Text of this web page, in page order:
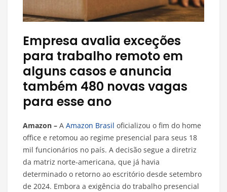
Empresa avalia exceções
para trabalho remoto em
alguns casos e anuncia
também 480 novas vagas
para esse ano
Amazon – A Amazon Brasil oficializou o fim do home
office e retomou ao regime presencial para seus 18
mil funcionários no país. A decisão segue a diretriz
da matriz norte-americana, que já havia
determinado o retorno ao escritório desde setembro
de 2024. Embora a exigência do trabalho presencial